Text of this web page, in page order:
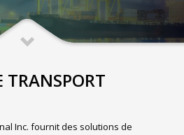
TRANSPORT
Inc. fournit des solutions de